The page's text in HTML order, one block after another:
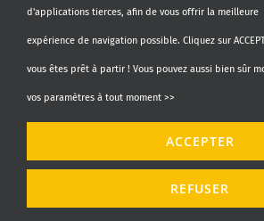
d'applications tierces, afin de vous offrir la meilleure
expérience de navigation possible. Cliquez sur
vous êtes prêt à partir ! Vous pouvez aussi bien sûr
vos paramètres à tout moment >>
ACCEPTER
REFUSER